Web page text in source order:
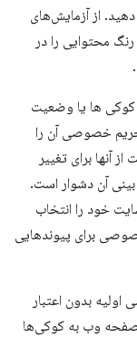
از آزمایش‌های
رنگ محتوایی را در
کوکی ها یا وضعیت
خصوصی آن را
برای تغییر
آن دشوار است.
خود را انتخاب
برای پیوندهایی
بدون اعتبار
صفحه وب به کوکی‌ها